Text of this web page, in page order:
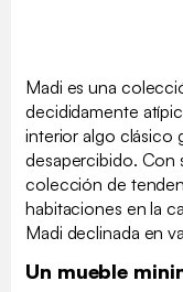
Madi es una
decididamente
interior algo clásico
desapercibido. Con
colección de
habitaciones en la
Madi declinada en
Un mueble